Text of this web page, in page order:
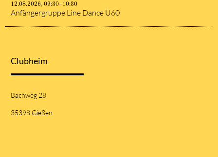
12.08.2026, 09:30–10:30
Anfängergruppe Line Dance Ü60
Clubheim
Bachweg 28
35398 Gießen